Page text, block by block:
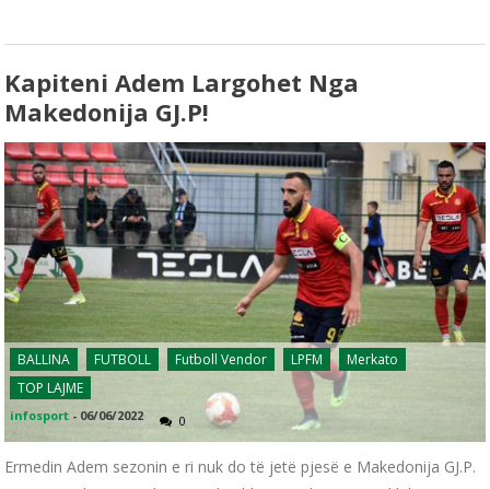
Kapiteni Adem Largohet Nga
Makedonija GJ.P!
BALLINA FUTBOLL Futboll Vendor LPFM
Merkato
TOP LAJME
infosport - 06/06/2022 0
Ermedin Adem sezonin e ri nuk do të jetë pjesë e Makedonija GJ.P.